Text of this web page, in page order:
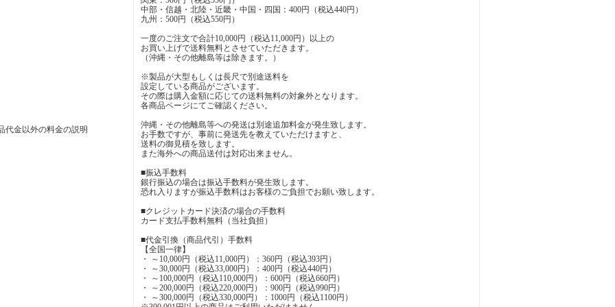
代金以外の料金の説明
中部・信越・北陸・近畿・中国・四国：400円（税込440円）
九州：500円（税込550円）
一度のご注文で合計10,000円（税込11,000円）以上の
お買い上げで送料無料とさせていただきます。
（沖縄・その他離島等は除きます。）
※製品が大型もしくは長尺で別途送料を
設定している商品がございます。
その際は購入金額に応じての送料無料の対象外となります。
各商品ページにてご確認ください。
沖縄・その他離島等への発送は別途追加料金が発生致します。
お手数ですが、事前に発送先を教えていただけますと、
送料の御見積を致します。
また海外への商品送付は対応出来ません。
■振込手数料
銀行振込の場合は振込手数料が発生致します。
恐れ入りますが振込手数料はお客様のご負担でお願い致します。
■クレジットカード決済の場合の手数料
カード支払手数料無料（当社負担）
■代金引換（商品代引）手数料
【全国一律】
・ ～10,000円（税込11,000円）：360円（税込393円）
・ ～30,000円（税込33,000円）：400円（税込440円）
・ ～100,000円（税込110,000円）：600円（税込660円）
・ ～200,000円（税込220,000円）：900円（税込990円）
・ ～300,000円（税込330,000円）：1000円（税込1100円）